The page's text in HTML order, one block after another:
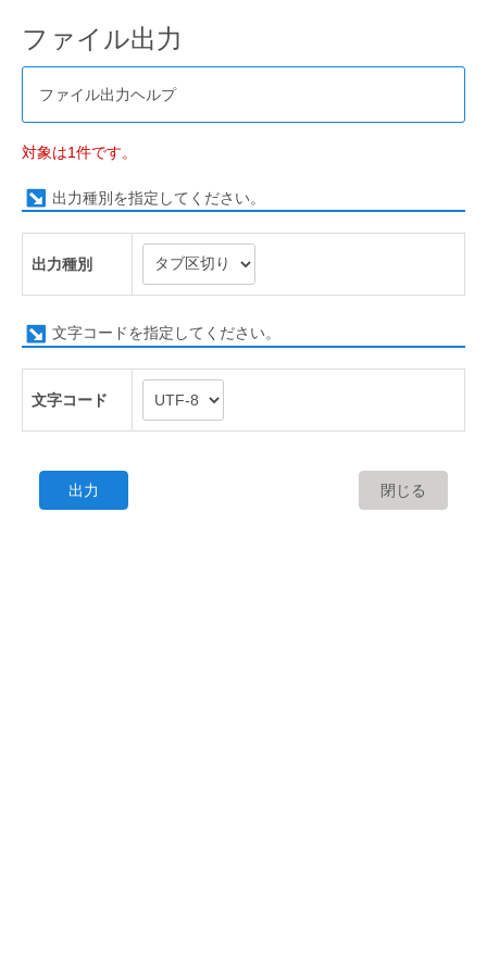
ファイル出力
ファイル出力ヘルプ
対象は1件です。
出力種別を指定してください。
出力種別
文字コードを指定してください。
文字コード